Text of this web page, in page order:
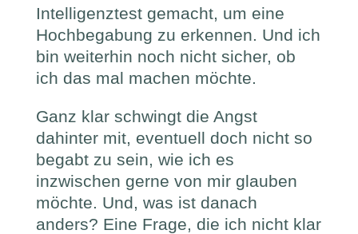
Intelligenztest gemacht, um eine
Hochbegabung zu erkennen. Und ich
bin weiterhin noch nicht sicher, ob
ich das mal machen möchte.
Ganz klar schwingt die Angst
dahinter mit, eventuell doch nicht so
begabt zu sein, wie ich es
inzwischen gerne von mir glauben
möchte. Und, was ist danach
anders? Eine Frage, die ich nicht klar